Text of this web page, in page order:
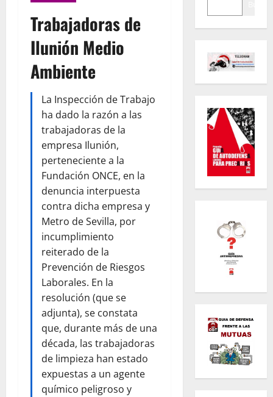
Trabajadoras de
Ilunión Medio
Ambiente
La Inspección de Trabajo
ha dado la razón a las
trabajadoras de la
empresa Ilunión,
perteneciente a la
Fundación ONCE, en la
denuncia interpuesta
contra dicha empresa y
Metro de Sevilla, por
incumplimiento
reiterado de la
Prevención de Riesgos
Laborales. En la
resolución (que se
adjunta), se constata
que, durante más de una
década, las trabajadoras
de limpieza han estado
expuestas a un agente
químico peligroso y